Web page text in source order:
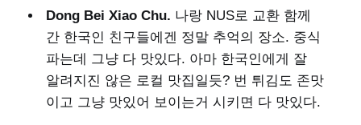
Dong Bei Xiao Chu. 나랑 NUS로 교환 함께
간 한국인 친구들에겐 정말 추억의 장소. 중식
파는데 그냥 다 맛있다. 아마 한국인에게 잘
알려지진 않은 로컬 맛집일듯? 번 튀김도 존맛
이고 그냥 맛있어 보이는거 시키면 다 맛있다.